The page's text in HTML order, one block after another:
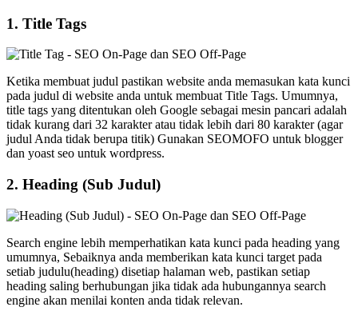
1. Title Tags
Ketika membuat judul pastikan website anda memasukan kata kunci
pada judul di website anda untuk membuat Title Tags. Umumnya,
title tags yang ditentukan oleh Google sebagai mesin pancari adalah
tidak kurang dari 32 karakter atau tidak lebih dari 80 karakter (agar
judul Anda tidak berupa titik) Gunakan SEOMOFO untuk blogger
dan yoast seo untuk wordpress.
2. Heading (Sub Judul)
Search engine lebih memperhatikan kata kunci pada heading yang
umumnya, Sebaiknya anda memberikan kata kunci target pada
setiab judulu(heading) disetiap halaman web, pastikan setiap
heading saling berhubungan jika tidak ada hubungannya search
engine akan menilai konten anda tidak relevan.